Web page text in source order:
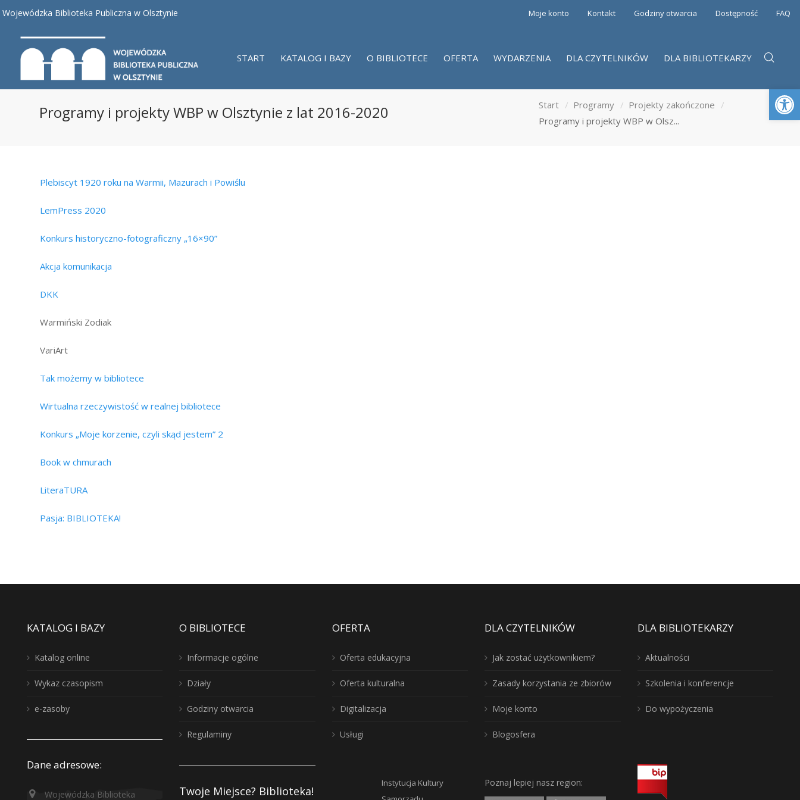
Wojewódzka Biblioteka Publiczna w Olsztynie Moje konto Kontakt Godziny otwarcia Dostępność FAQ
START KATALOG I BAZY O BIBLIOTECE OFERTA WYDARZENIA DLA CZYTELNIKÓW DLA BIBLIOTEKARZY
Programy i projekty WBP w Olsztynie z lat 2016-2020 Start Programy
Projekty zakończone
Programy i projekty WBP w Olsz...
Plebiscyt 1920 roku na Warmii, Mazurach i Powiślu
LemPress 2020
Konkurs historyczno-fotograficzny „16×90”
Akcja komunikacja
DKK
Warmiński Zodiak
VariArt
Tak możemy w bibliotece
Wirtualna rzeczywistość w realnej bibliotece
Konkurs „Moje korzenie, czyli skąd jestem” 2
Book w chmurach
LiteraTURA
Pasja: BIBLIOTEKA!
KATALOG I BAZY
Katalog online
Wykaz czasopism
e-zasoby
Dane adresowe:
Wojewódzka Biblioteka
O BIBLIOTECE
Informacje ogólne
Działy
Godziny otwarcia
Regulaminy
Twoje Miejsce? Biblioteka!
OFERTA
Oferta edukacyjna
Oferta kulturalna
Digitalizacja
Usługi
Instytucja Kultury
DLA CZYTELNIKÓW
Jak zostać użytkownikiem?
Zasady korzystania ze zbiorów
Moje konto
Blogosfera
Poznaj lepiej nasz region:
DLA BIBLIOTEKARZY
Aktualności
Szkolenia i konferencje
Do wypożyczenia